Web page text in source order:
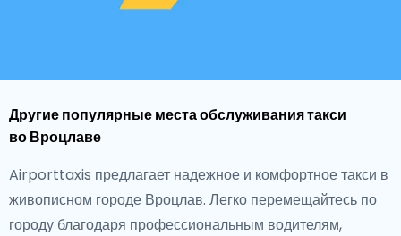
Другие популярные места обслуживания такси
во Вроцлаве
Airporttaxis предлагает надежное и комфортное такси в
живописном городе Вроцлав. Легко перемещайтесь по
городу благодаря профессиональным водителям,